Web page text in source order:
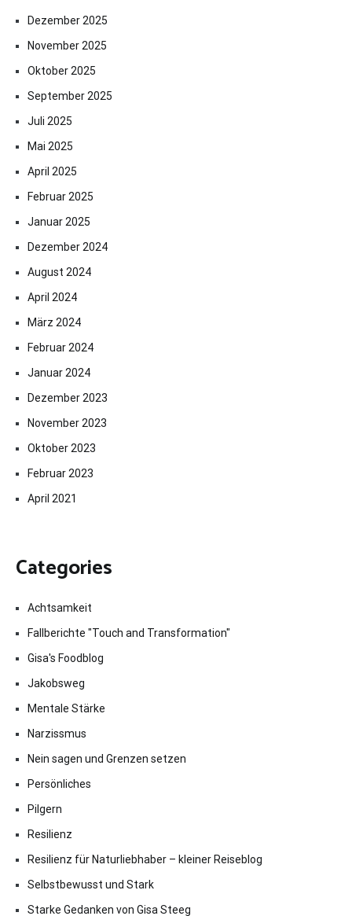
Dezember 2025
November 2025
Oktober 2025
September 2025
Juli 2025
Mai 2025
April 2025
Februar 2025
Januar 2025
Dezember 2024
August 2024
April 2024
März 2024
Februar 2024
Januar 2024
Dezember 2023
November 2023
Oktober 2023
Februar 2023
April 2021
Categories
Achtsamkeit
Fallberichte "Touch and Transformation"
Gisa's Foodblog
Jakobsweg
Mentale Stärke
Narzissmus
Nein sagen und Grenzen setzen
Persönliches
Pilgern
Resilienz
Resilienz für Naturliebhaber – kleiner Reiseblog
Selbstbewusst und Stark
Starke Gedanken von Gisa Steeg